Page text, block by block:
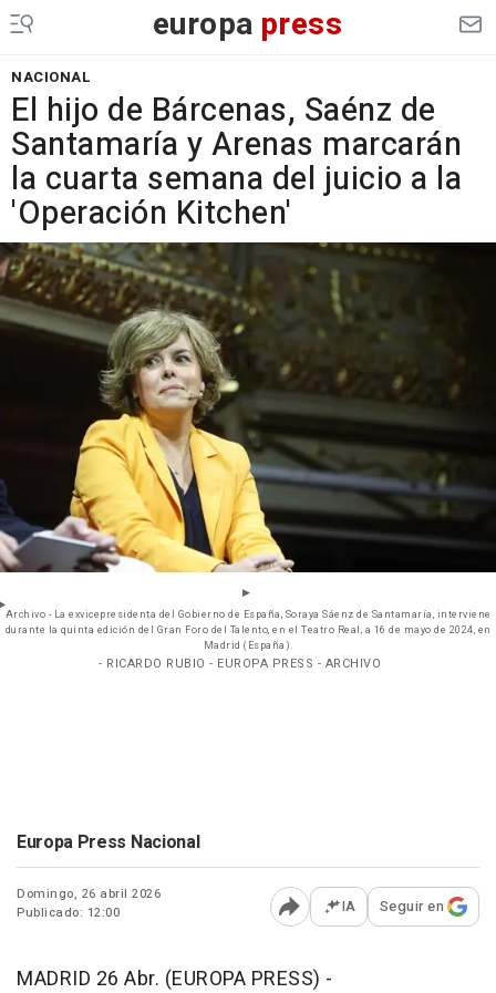
europa press
NACIONAL
El hijo de Bárcenas, Saénz de
Santamaría y Arenas marcarán
la cuarta semana del juicio a la
'Operación Kitchen'
Archivo - La exvicepresidenta del Gobierno de España, Soraya Sáenz de Santamaría, interviene
durante la quinta edición del Gran Foro del Talento, en el Teatro Real, a 16 de mayo de 2024, en
Madrid (España).
- RICARDO RUBIO - EUROPA PRESS - ARCHIVO
Europa Press Nacional
Domingo, 26 abril 2026
Publicado: 12:00
Abrir opciones para
IA Seguir en
MADRID 26 Abr. (EUROPA PRESS) -